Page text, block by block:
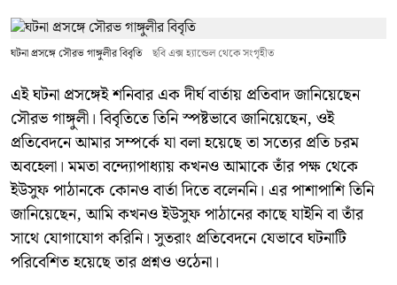
ঘটনা প্রসঙ্গে সৌরভ গাঙ্গুলীর বিবৃতি ছবি এক্স হ্যান্ডেল থেকে সংগৃহীত
এই ঘটনা প্রসঙ্গেই শনিবার এক দীর্ঘ বার্তায় প্রতিবাদ জানিয়েছেন
সৌরভ গাঙ্গুলী। বিবৃতিতে তিনি স্পষ্টভাবে জানিয়েছেন, ওই
প্রতিবেদনে আমার সম্পর্কে যা বলা হয়েছে তা সত্যের প্রতি চরম
অবহেলা। মমতা বন্দ্যোপাধ্যায় কখনও আমাকে তাঁর পক্ষ থেকে
ইউসুফ পাঠানকে কোনও বার্তা দিতে বলেননি। এর পাশাপাশি তিনি
জানিয়েছেন, আমি কখনও ইউসুফ পাঠানের কাছে যাইনি বা তাঁর
সাথে যোগাযোগ করিনি। সুতরাং প্রতিবেদনে যেভাবে ঘটনাটি
পরিবেশিত হয়েছে তার প্রশ্নও ওঠেনা।